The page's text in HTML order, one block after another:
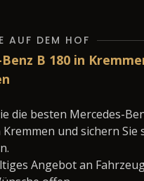
AUF DEM HOF
B 180 in
die besten Mercedes-
und sichern Sie
Angebot an